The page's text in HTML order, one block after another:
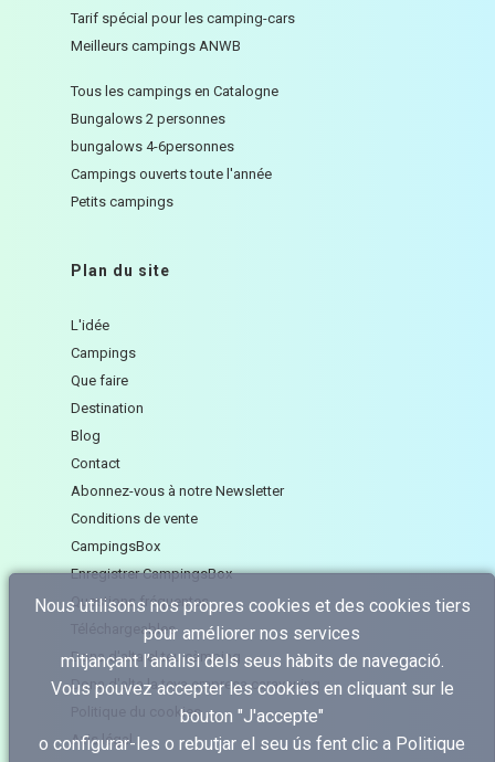
Tarif spécial pour les camping-cars
Meilleurs campings ANWB
Tous les campings en Catalogne
Bungalows 2 personnes
bungalows 4-6personnes
Campings ouverts toute l'année
Petits campings
Plan du site
L'idée
Campings
Que faire
Destination
Blog
Contact
Abonnez-vous à notre Newsletter
Conditions de vente
CampingsBox
Enregistrer CampingsBox
Questions fréquentes
Téléchargeables
Dona d'alta el teu càmping
Dona d'alta la teva empresa caravaning
Politique du cookies
Avis légal
Nous utilisons nos propres cookies et des cookies tiers
pour améliorer nos services
mitjançant l’anàlisi dels seus hàbits de navegació.
Vous pouvez accepter les cookies en cliquant sur le
bouton "J'accepte"
o configurar-les o rebutjar el seu ús fent clic a Politique